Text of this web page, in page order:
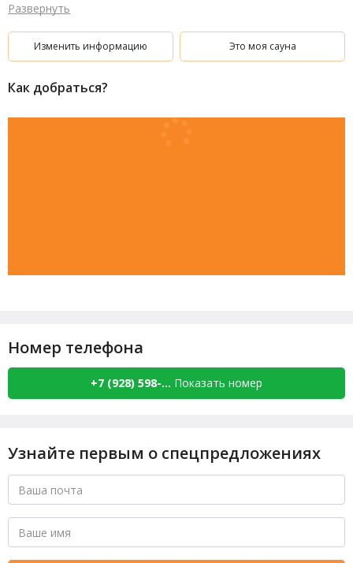
Развернуть
Изменить информацию Это моя сауна
Как добраться?
Номер телефона
+7 (928) 598-... Показать номер
Узнайте первым о спецпредложениях